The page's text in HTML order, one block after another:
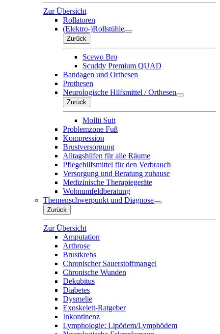
Zur Übersicht
Rollatoren
(Elektro-)Rollstühle
Zurück
Scewo Bro
Scuddy Premium QUAD
Bandagen und Orthesen
Prothesen
Neurologische Hilfsmittel / Orthesen
Zurück
Mollii Suit
Problemzone Fuß
Kompression
Brustversorgung
Alltagshilfen für alle Räume
Pflegehilfsmittel für den Verbrauch
Versorgung und Beratung zuhause
Medizinische Therapiegeräte
Wohnumfeldberatung
Themenschwerpunkt und Diagnose
Zurück
Zur Übersicht
Amputation
Arthrose
Brustkrebs
Chronischer Sauerstoffmangel
Chronische Wunden
Dekubitus
Diabetes
Dysmelie
Exoskelett-Ratgeber
Inkontinenz
Lymphologie: Lipödem/Lymphödem